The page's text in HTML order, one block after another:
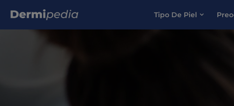
Tipo De Piel
Search for: